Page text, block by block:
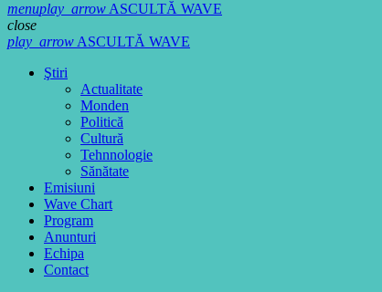
menuplay_arrowASCULTĂ WAVE
close
play_arrowASCULTĂ WAVE
Ştiri
Actualitate
Monden
Politică
Cultură
Tehnnologie
Sănătate
Emisiuni
Wave Chart
Program
Anunturi
Echipa
Contact